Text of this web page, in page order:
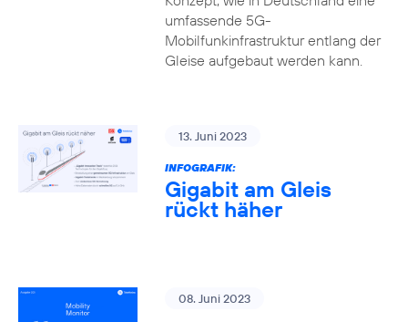
umfassende 5G-
Mobilfunkinfrastruktur entlang der
Gleise aufgebaut werden kann.
13. Juni 2023
INFOGRAFIK:
Gigabit am Gleis
rückt häher
08. Juni 2023